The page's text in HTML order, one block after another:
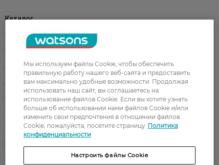
Каталог
Корейская косметика
Парфюмерия
Акции Макияж
Лицо Тело
Подарки Детям
Волосы
Аксессуары Дерматокосметика
Мы используем файлы Cookie, чтобы обеспечить
правильную работу нашего веб-сайта и предоставить
вам максимально удобные возможности. Продолжая
использовать наш сайт, вы соглашаетесь на
использование файлов Cookie. Если вы хотите узнать
больше об использовании нами файлов Cookie и/или
изменить свои предпочтения в отношении файлов
Cookie, пожалуйста, посетите страницу Политика
конфиденциальности
Настроить файлы Cookie